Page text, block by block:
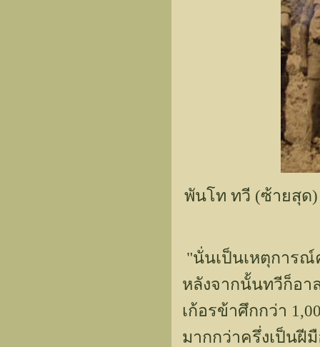
พันโท ทวี (ซ้ายสุด
"นั่นเป็นเหตุการณ์
หลังจากนั้นทวีก็อา
เก้อรข้าศึกกว่า
มากกว่าครึ่งเป็นฝี